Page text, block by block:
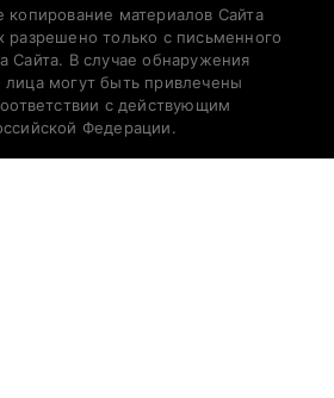
копирование материалов Сайта
разрешено только с письменного
Сайта. В случае обнаружения
могут быть привлечены
с действующим
Федерации.